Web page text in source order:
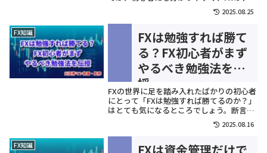
ードスタイルを難易度順に詳しく解説して
いきます。FXは自分に合ったトレードスタ
イルを見つけることで、勝率をグンッと上
げることができる世界です。自分に合った
トレードスタイルを見つけて、...
2025.08.25
FX知識
FXは勉強すれば勝て
る？FX初心者がまず
やるべき勉強法を伝
授
FXの世界に足を踏み入れたばかりの初心者
にとって「FXは勉強すれば勝てるのか？」
はとても気になるところでしょう。断言し
ます！FXは正しい勉強法と正しい知識、そ
して勉強し続ける気持ちがあれば、初心者
でも必ず勝つ確率は上がってきます。本記
事では、初心者がFXで勝つためにやるべき
2025.08.16
FX知識